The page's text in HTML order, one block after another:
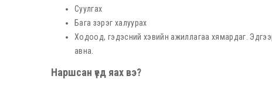
Суулгах
Бага зэрэг халуурах
Ходоод, гэдэсний хэвийн ажиллагаа хямардаг.
авна.
Наршсан үед яах вэ?